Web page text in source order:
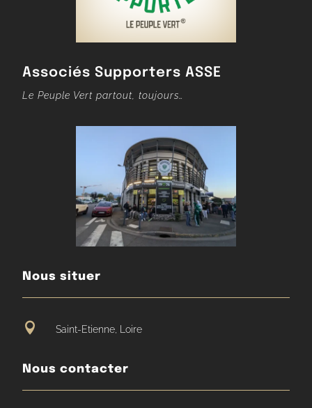
Associés Supporters ASSE
Le Peuple Vert partout, toujours…
Nous situer
 Saint-Etienne, Loire
Nous contacter